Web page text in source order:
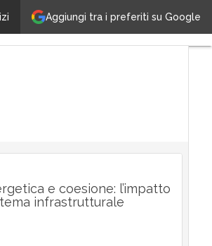
Aggiungi tra i preferiti su Google
per scalare sui trasporti
e coesione: l’impatto
infrastrutturale